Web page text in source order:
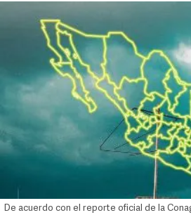
De acuerdo con el reporte oficial de la